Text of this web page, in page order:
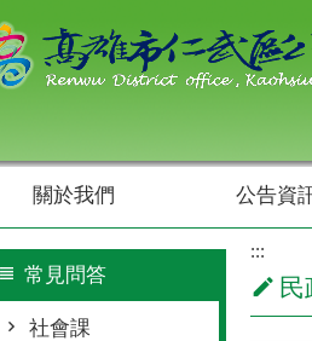
關於我們 公告資
常見問答
社會課
:::
民